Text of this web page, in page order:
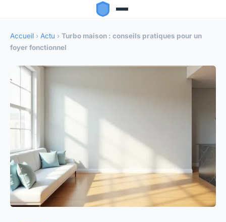
Accueil › Actu › Turbo maison : conseils pratiques pour un
foyer fonctionnel